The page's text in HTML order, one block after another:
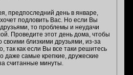
предпоследний день в январе,
подловить Вас. Но если Вы
то проблемы и неудачи
Проведите этот день дома, чтобы
своими близкими друзьями, из-за
так как если Вы все таки решитесь
даже самые крепкие, дружеские
считанные минуты.